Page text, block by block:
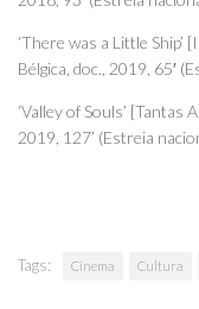
‘There was a Little
Bélgica, doc., 2019, 65′
‘Valley of Souls’ [Tantas
2019, 127’ (Estreia
Tags: Cinema Cultura